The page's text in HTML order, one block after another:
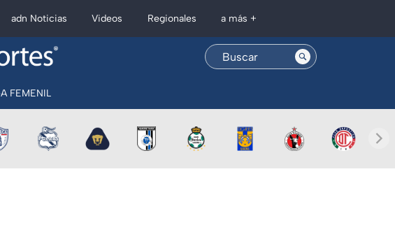
adn Noticias Videos Regionales a más +
FEMENIL